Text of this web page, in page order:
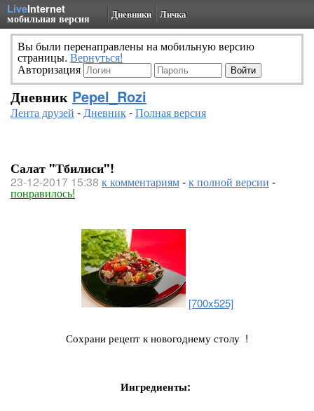
LiveInternet
мобильная версия Дневники Личка
Вы были перенаправлены на мобильную версию
страницы. Вернуться!
Авторизация
Дневник Pepel_Rozi
Лента друзей -Дневник-Полная версия
Салат "Тбилиси"!
23-12-2017 15:38 к комментариям-к полной версии -
понравилось!
[700x525]
Сохрани рецепт к новогоднему столу !
Ингредиенты: